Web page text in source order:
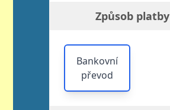
Způsob platby
Bankovní
převod